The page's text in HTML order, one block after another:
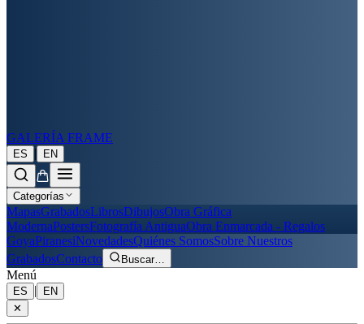
GALERÍA FRAME
ES | EN
Categorías
MapasGrabadosLibrosDibujosObra Gráfica
ModernaPostersFotografía AntiguaObra Enmarcada - Regalos
GoyaPiranesiNovedadesQuiénes SomosSobre Nuestros
GrabadosContacto Buscar…
Menú
ES |
EN
✕